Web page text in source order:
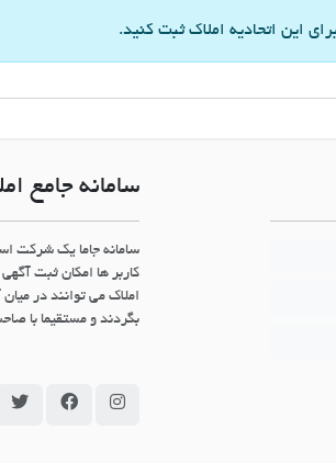
این اتحادیه املاک ثبت کنید.
سامانه جامع
سامانه جاما یک شرکت
کاربر ها امکان ثبت
املاک می توانند در
بگردند و مستقیما با
سامانه جاما در
سامانه